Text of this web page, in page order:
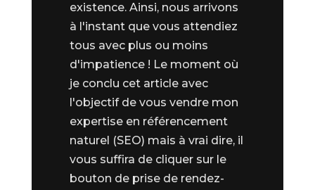
existence. Ainsi, nous arrivons
à l'instant que vous attendiez
tous avec plus ou moins
d'impatience ! Le moment où
je conclu cet article avec
l'objectif de vous vendre mon
expertise en référencement
naturel (SEO) mais à vrai dire, il
vous suffira de cliquer sur le
bouton de prise de rendez-